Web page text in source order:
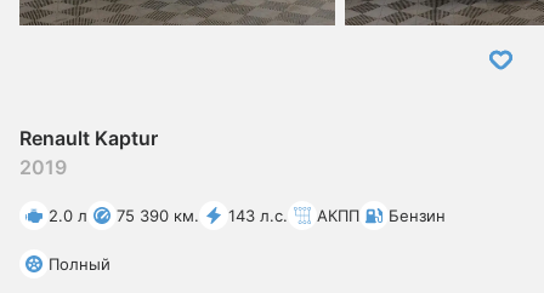
Renault Kaptur
2019
2.0 л 75 390 км. 143 л.с. АКПП Бензин
Полный